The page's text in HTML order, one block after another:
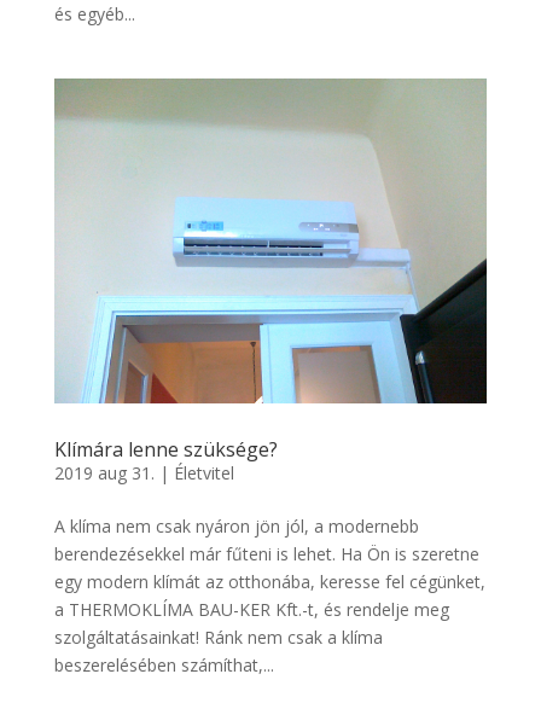
és egyéb...
Klímára lenne szüksége?
2019 aug 31. | Életvitel
A klíma nem csak nyáron jön jól, a modernebb
berendezésekkel már fűteni is lehet. Ha Ön is szeretne
egy modern klímát az otthonába, keresse fel cégünket,
a THERMOKLÍMA BAU-KER Kft.-t, és rendelje meg
szolgáltatásainkat! Ránk nem csak a klíma
beszerelésében számíthat,...